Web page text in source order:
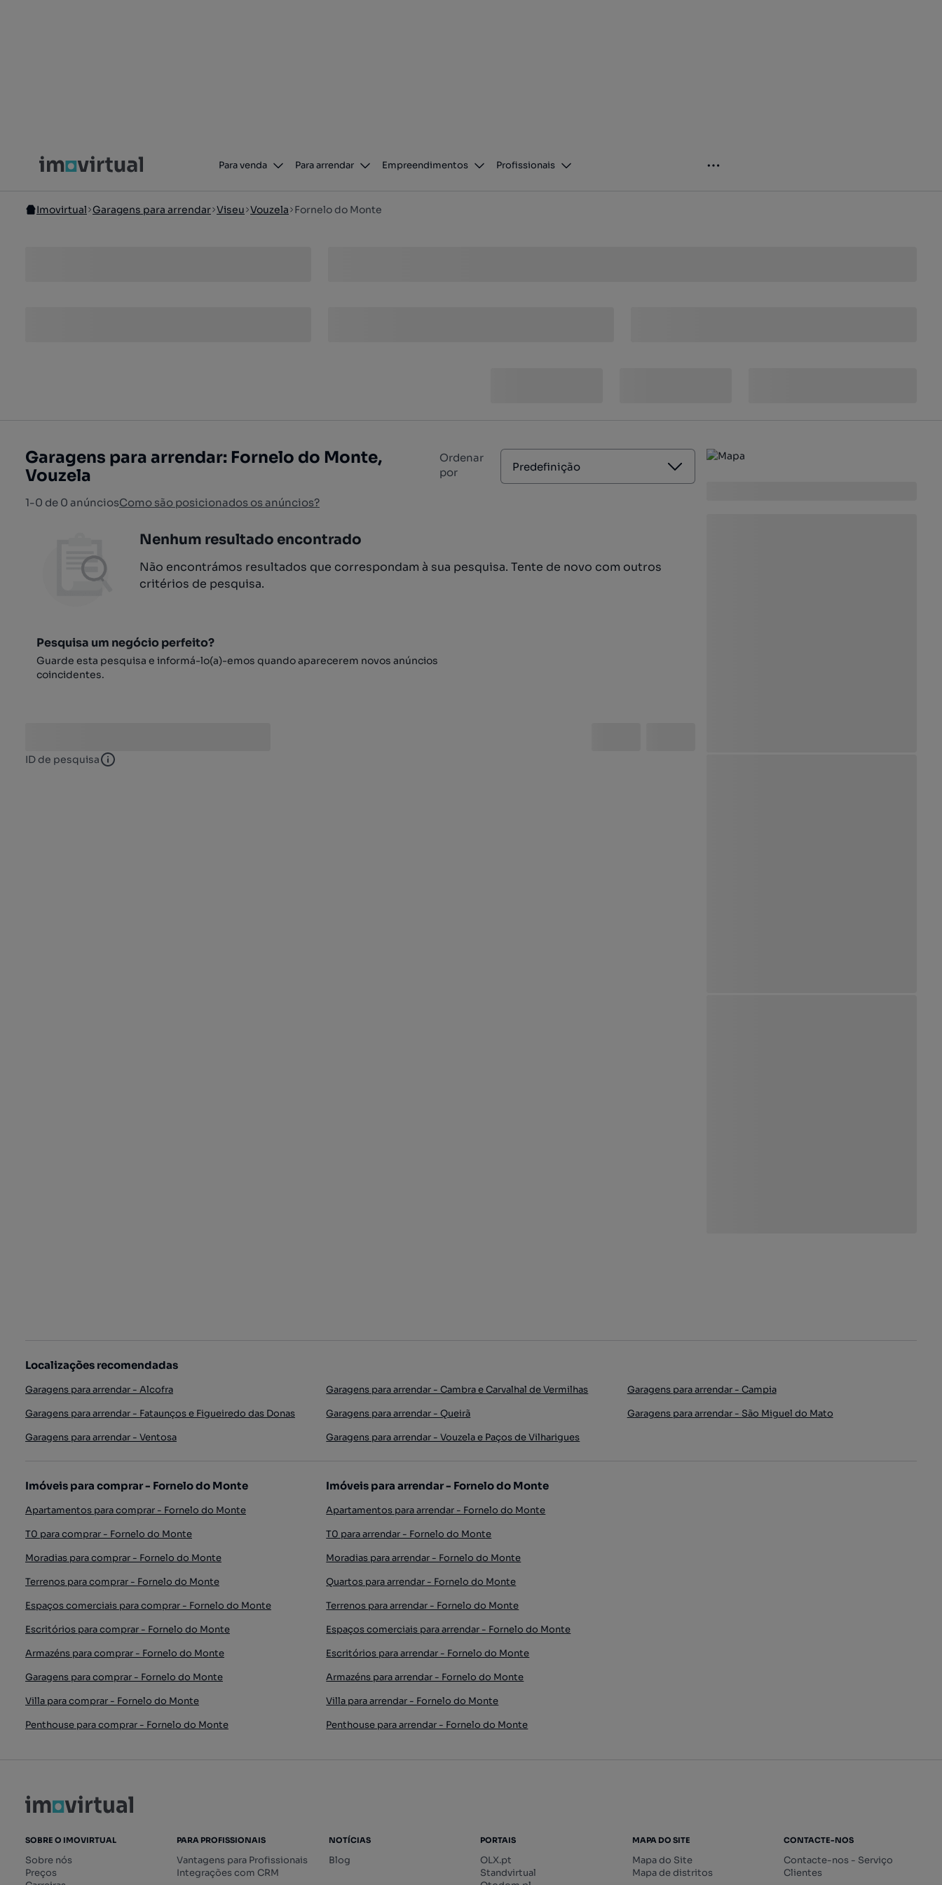
Para venda Para arrendar Empreendimentos Profissionais
Imovirtual Garagens para arrendar Viseu Vouzela Fornelo do Monte
Garagens para arrendar: Fornelo do Monte,
Vouzela
1-0 de 0 anúnciosComo são posicionados os anúncios?
Ordenar
por
Predefinição
Nenhum resultado encontrado
Não encontrámos resultados que correspondam à sua pesquisa. Tente de novo com outros
critérios de pesquisa.
Pesquisa um negócio perfeito?
Guarde esta pesquisa e informá-lo(a)-emos quando aparecerem novos anúncios
coincidentes.
ID de pesquisa ID de pesquisa
Localizações recomendadas
Garagens para arrendar - Alcofra Garagens para arrendar - Cambra e Carvalhal de Vermilhas
Garagens para arrendar - Campia
Garagens para arrendar - Fataunços e Figueiredo das Donas
Garagens para arrendar - Queirã
Garagens para arrendar - São Miguel do Mato
Garagens para arrendar - Ventosa
Garagens para arrendar - Vouzela e Paços de Vilharigues
Imóveis para comprar - Fornelo do Monte
Apartamentos para comprar - Fornelo do Monte
T0 para comprar - Fornelo do Monte
Moradias para comprar - Fornelo do Monte
Terrenos para comprar - Fornelo do Monte
Espaços comerciais para comprar - Fornelo do Monte
Escritórios para comprar - Fornelo do Monte
Armazéns para comprar - Fornelo do Monte
Garagens para comprar - Fornelo do Monte
Villa para comprar - Fornelo do Monte
Penthouse para comprar - Fornelo do Monte
Imóveis para arrendar - Fornelo do Monte
Apartamentos para arrendar - Fornelo do Monte
T0 para arrendar - Fornelo do Monte
Moradias para arrendar - Fornelo do Monte
Quartos para arrendar - Fornelo do Monte
Terrenos para arrendar - Fornelo do Monte
Espaços comerciais para arrendar - Fornelo do Monte
Escritórios para arrendar - Fornelo do Monte
Armazéns para arrendar - Fornelo do Monte
Villa para arrendar - Fornelo do Monte
Penthouse para arrendar - Fornelo do Monte
SOBRE O IMOVIRTUAL
Sobre nós
Preços
PARA PROFISSIONAIS
Vantagens para Profissionais
Integrações com CRM
NOTÍCIAS
Blog
PORTAIS
OLX.pt
Standvirtual
MAPA DO SITE
Mapa do Site
Mapa de distritos
CONTACTE-NOS
Contacte-nos - Serviço
Clientes